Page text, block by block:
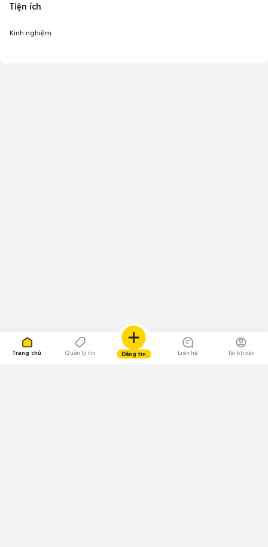
Trang chủ Quản lý tin Đăng tin Liên hệ Tài khoản
Tiện ích
Kinh nghiệm